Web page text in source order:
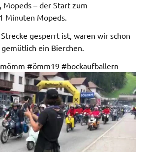
Mopeds – der Start zum
Minuten Mopeds.
gesperrt ist, waren wir schon
ein Bierchen.
#ömm19 #bockaufballern